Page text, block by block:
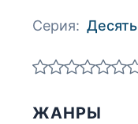
Серия:
ЖАНРЫ